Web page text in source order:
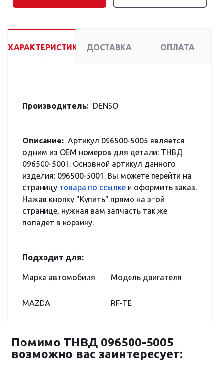
ХАРАКТЕРИСТИКИ ДОСТАВКА ОПЛАТА
Производитель: DENSO
Описание: Артикул 096500-5005 является
одним из OEM номеров для детали: ТНВД
096500-5001. Основной артикул данного
изделия: 096500-5001. Вы можете перейти на
страницу товара по ссылке и оформить заказ.
Нажав кнопку "Купить" прямо на этой
странице, нужная вам запчасть так же
попадет в корзину.
Подходит для:
Марка автомобиля Модель двигателя
MAZDA RF-TE
Помимо ТНВД 096500-5005
возможно вас заинтересует: